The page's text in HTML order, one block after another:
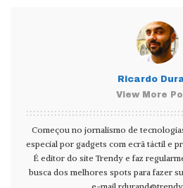
Ricardo
View More
Começou no jornalismo de
especial por gadgets com ecrã táctil e
É editor do site Trendy e faz
busca dos melhores spots para fazer